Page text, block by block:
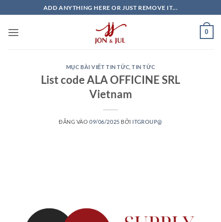
qua
nội
ADD ANYTHING HERE OR JUST REMOVE IT...
0
MỤC BÀI VIẾT TIN TỨC ,TIN TỨC
List code ALA OFFICINE SRL
Vietnam
ĐĂNG VÀO09/06/2025 BỞI ITGROUP@